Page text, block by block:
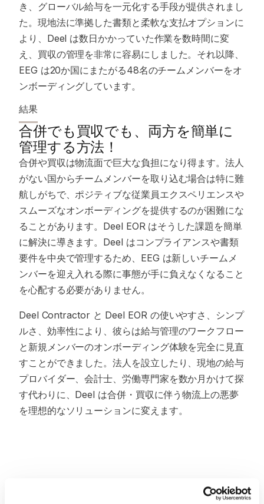
き、グローバル給与を一元化する手段が提供されまし
た。現地法に準拠した書類と柔軟な支払オプションに
より、Deel は数日かかっていた作業を数時間に変
え、買収の管理を非常に容易にしました。それ以降、
EEG は20か国にまたがる48名のチームメンバーをオ
ンボーディングしています。
結果
合併でも買収でも、両方を簡単に
管理する方法！
合併や買収は物流面で巨大な負担になり得ます。法人
がない国からチームメンバーを取り込む場合は特に難
航しがちで、ポジティブな従業員エクスペリエンスや
スムーズなオンボーディングを提供するのが困難にな
ることがあります。Deel EOR はそうした課題を簡単
に解決に導きます。Deel はコンプライアンスや書類
要件を中央で管理するため、EEG は新しいチームメ
ンバーを迎え入れる際に事態が手に負えなくなること
を心配する必要がありません。
Deel Contractor と Deel EOR の使いやすさ、シンプ
ルさ、効率性により、彼らは給与管理のワークフロー
と新規メンバーのオンボーディング体験を完全に見直
すことができました。法人を設立したり、現地の給与
プロバイダー、会計士、労働専門家を数か月かけて探
す代わりに、Deel は合併・買収に伴う物流上の悪夢
を理想的なソリューションに変えます。